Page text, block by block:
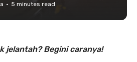
· 5 minutes read
jelantah? Begini caranya!